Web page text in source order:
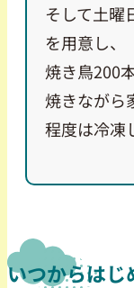
そして土曜
を用意し、
焼き鳥200
焼きながら
程度は冷凍
いつからはじ